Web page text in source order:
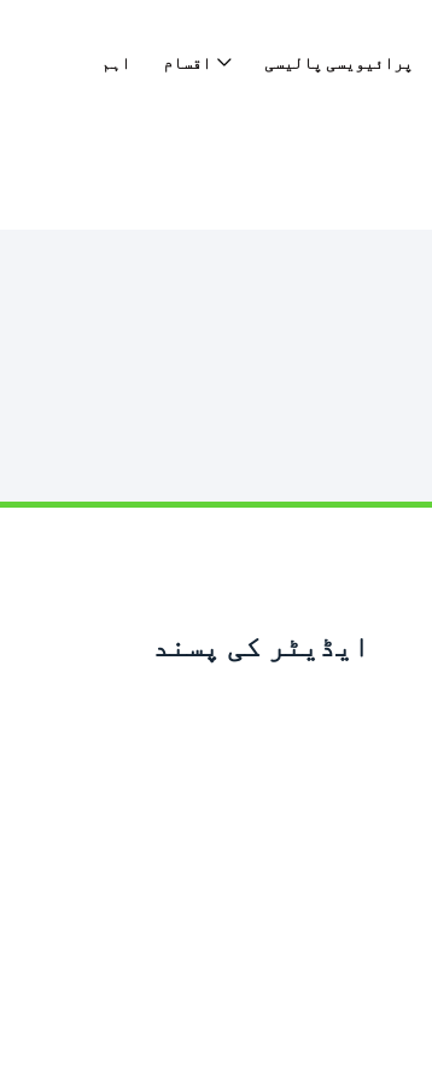
اہم اقسام پرائیویسی پالیسی
ایڈیٹر کی پسند